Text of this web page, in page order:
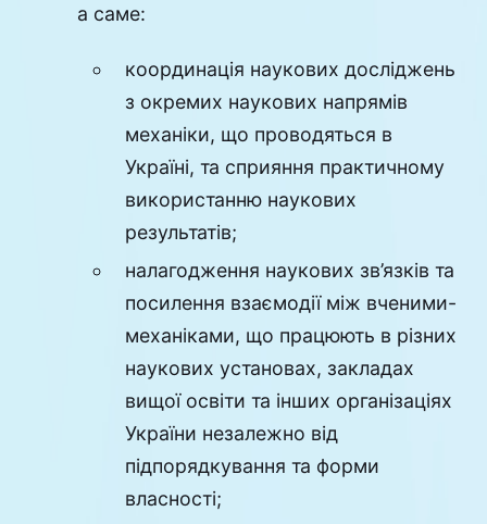
а саме:
координація наукових досліджень
з окремих наукових напрямів
механіки, що проводяться в
Україні, та сприяння практичному
використанню наукових
результатів;
налагодження наукових зв’язків та
посилення взаємодії між вченими-
механіками, що працюють в різних
наукових установах, закладах
вищої освіти та інших організаціях
України незалежно від
підпорядкування та форми
власності;